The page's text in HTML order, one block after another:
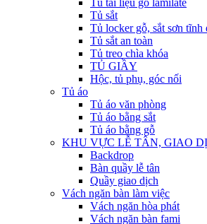
Tủ tài liệu gỗ lamilate
Tủ sắt
Tủ locker gỗ, sắt sơn tĩnh
Tủ sắt an toàn
Tủ treo chìa khóa
TỦ GIẦY
Hộc, tủ phụ, góc nối
Tủ áo
Tủ áo văn phòng
Tủ áo bằng sắt
Tủ áo bằng gỗ
KHU VỰC LỄ TÂN, GIAO
Backdrop
Bàn quầy lễ tân
Quầy giao dịch
Vách ngăn bàn làm việc
Vách ngăn hòa phát
Vách ngăn bàn fami